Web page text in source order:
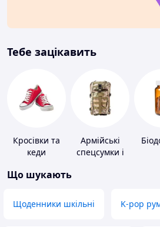
Тебе зацікавить
Кросівки та
кеди
Армійські
спецсумки і
Що шукають
Щоденники шкільні K-pop